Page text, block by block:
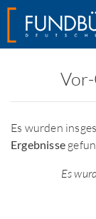
Es wurden
Ergebnisse
Es